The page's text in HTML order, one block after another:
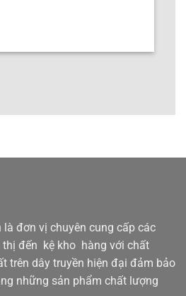
là đơn vị chuyên cung cấp các
thị đến kệ kho hàng với chất
trên dây truyền hiện đại đảm bảo
những sản phẩm chất lượng